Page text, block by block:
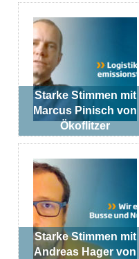
Starke Stimmen mit
Marcus Pinisch von
Ökoflitzer
Starke Stimmen mit
Andreas Hager von